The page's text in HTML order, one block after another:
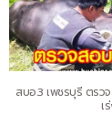
สบอ.3 เพชรบุรี ตร
เ